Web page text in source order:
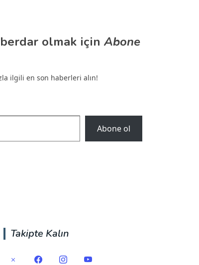
olmak için Abone
ilgili en son haberleri alın!
Abone ol
Takipte Kalın